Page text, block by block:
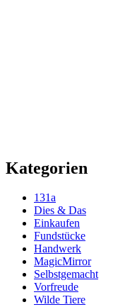
Kategorien
131a
Dies & Das
Einkaufen
Fundstücke
Handwerk
MagicMirror
Selbstgemacht
Vorfreude
Wilde Tiere